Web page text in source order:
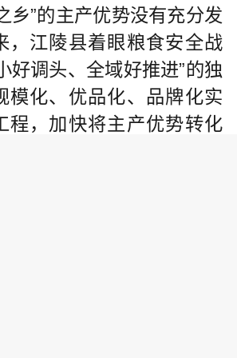
乡”的主产优势没有充分发
，江陵县着眼粮食安全战
好调头、全域好推进”的独
模化、优品化、品牌化实
程，加快将主产优势转化